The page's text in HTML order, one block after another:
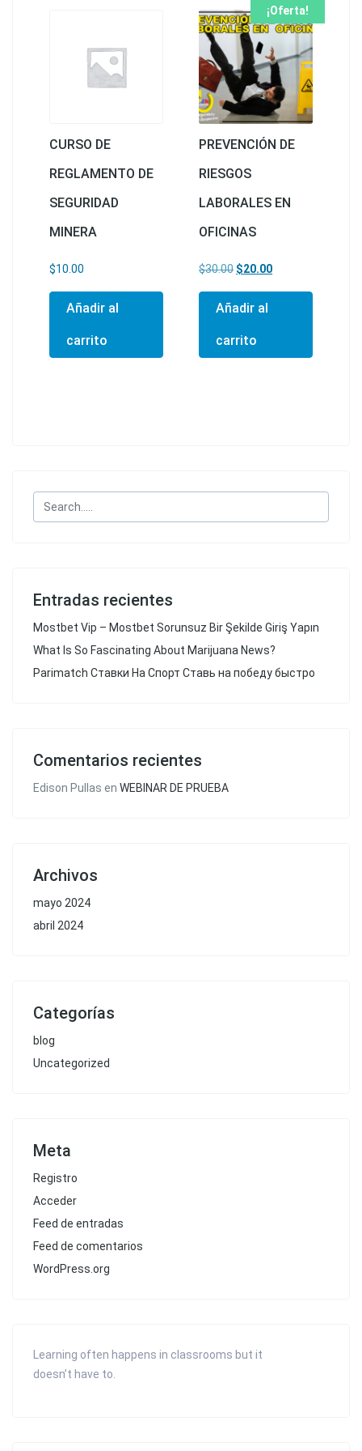
CURSO DE
REGLAMENTO DE
SEGURIDAD
MINERA
$10.00
Añadir al
carrito
¡Oferta!
PREVENCIÓN DE
RIESGOS
LABORALES EN
OFICINAS
$30.00 El precio original era:
$20.00El precio actual
Añadir al
carrito
Entradas recientes
Mostbet Vip – Mostbet Sorunsuz Bir Şekilde Giriş Yapın
What Is So Fascinating About Marijuana News?
Parimatch Ставки На Спорт Ставь на победу быстро
Comentarios recientes
Edison Pullas en WEBINAR DE PRUEBA
Archivos
mayo 2024
abril 2024
Categorías
blog
Uncategorized
Meta
Registro
Acceder
Feed de entradas
Feed de comentarios
WordPress.org
Learning often happens in classrooms but it
doesn’t have to.